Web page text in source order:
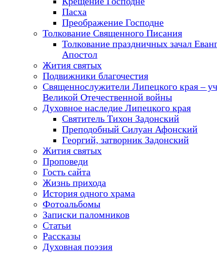
Пасха
Преображение Господне
Толкование Священного Писания
Толкование праздничных зачал
Апостол
Жития святых
Подвижники благочестия
Священнослужители Липецкого края –
Великой Отечественной войны
Духовное наследие Липецкого края
Святитель Тихон Задонский
Преподобный Силуан Афонский
Георгий, затворник Задонский
Жития святых
Проповеди
Гость сайта
Жизнь прихода
История одного храма
Фотоальбомы
Записки паломников
Статьи
Рассказы
Духовная поэзия